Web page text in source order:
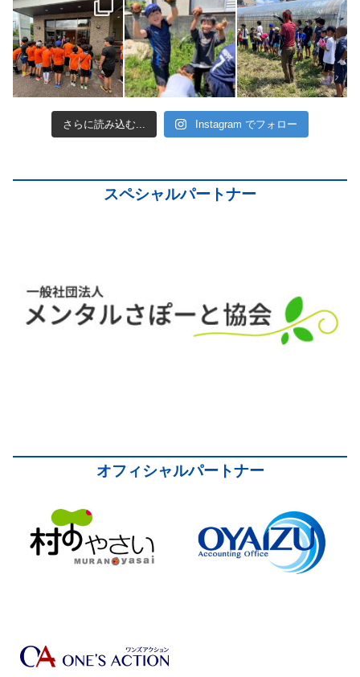
さらに読み込む... Instagram でフォロー
スペシャルパートナー
オフィシャルパートナー